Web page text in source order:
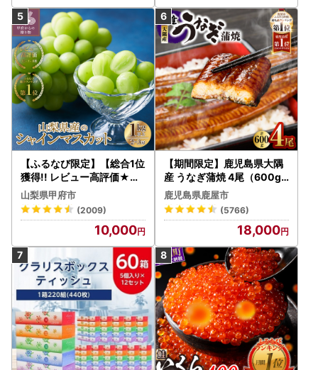
【ふるなび限定】【総合1位
獲得!! レビュー高評価★】
〈2026年度配送分〉山梨
県産 シャインマスカット 2
～3房（1.0kg以上）シャイ
ン フルーツ FN-Limited-S
P
山梨県甲府市
(2009)
10,000
【期間限定】鹿児島県大隅
産 うなぎ蒲焼 4尾（600g
） KN007-004-04-cp18
うなぎ 鰻 魚 惣菜 総菜
鹿児島県鹿屋市
(5766)
18,000